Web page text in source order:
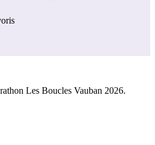
Les Boucles Vauban 2026.